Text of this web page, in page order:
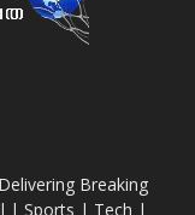
Breaking
| Sports | Tech |